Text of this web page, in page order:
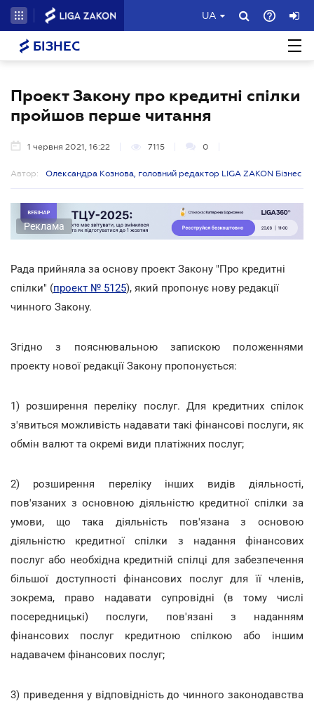
UA
БІЗНЕС
Проект Закону про кредитні спілки
пройшов перше читання
1 червня 2021, 16:22 7115 0
Автор: Олександра Кознова, головний редактор LIGA ZAKON Бізнес
Реклама
Рада прийняла за основу проект Закону "Про кредитні
спілки" (проект № 5125), який пропонує нову редакції
чинного Закону.
Згідно з пояснювальною запискою положеннями
проекту нової редакції Закону пропонується:
1) розширення переліку послуг. Для кредитних спілок
з'явиться можливість надавати такі фінансові послуги, як
обмін валют та окремі види платіжних послуг;
2) розширення переліку інших видів діяльності,
пов'язаних з основною діяльністю кредитної спілки за
умови, що така діяльність пов'язана з основою
діяльністю кредитної спілки з надання фінансових
послуг або необхідна кредитній спілці для забезпечення
більшої доступності фінансових послуг для її членів,
зокрема, право надавати супровідні (в тому числі
посередницькі) послуги, пов'язані з наданням
фінансових послуг кредитною спілкою або іншим
надавачем фінансових послуг;
3) приведення у відповідність до чинного законодавства